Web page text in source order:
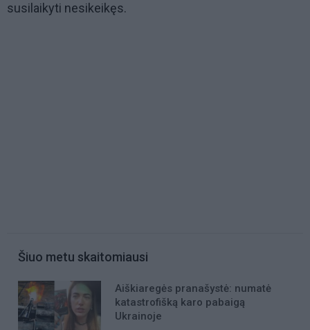
susilaikyti nesikeikęs.
Šiuo metu skaitomiausi
Aiškiaregės pranašystė: numatė
katastrofišką karo pabaigą
Ukrainoje